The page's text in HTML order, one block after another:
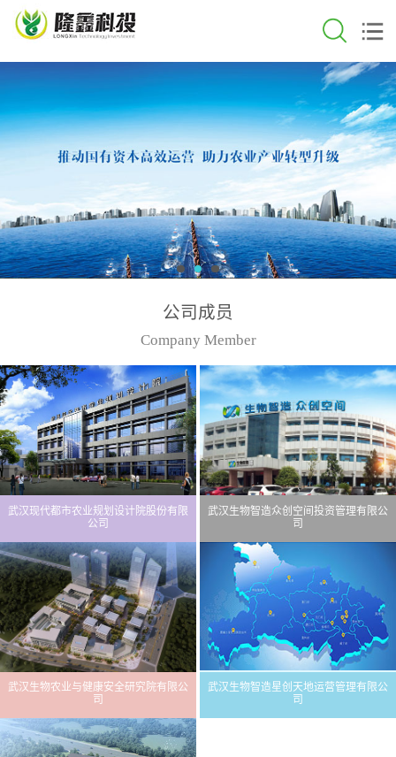
公司成员
Company Member
武汉现代都市农业规划设计院股份有限
公司
武汉生物智造众创空间投资管理有限公
司
武汉生物农业与健康安全研究院有限公
司
武汉生物智造星创天地运营管理有限公
司